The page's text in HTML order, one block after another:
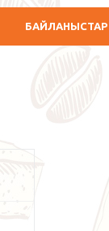
БАЙЛАНЫСТАР